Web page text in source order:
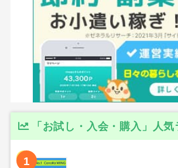
「お試し・入会・購入」人
1